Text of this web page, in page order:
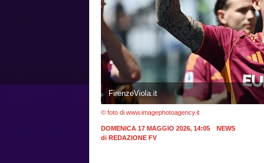
FirenzeViola.it
© foto di www.imagephotoagency.it
DOMENICA 17 MAGGIO 2026, 14:05
NEWS
di REDAZIONE FV